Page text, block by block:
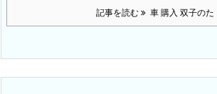
記事を読む 車 購入 双子のた